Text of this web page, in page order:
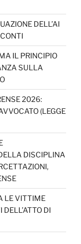
DELL’AI
IL PRINCIPIO
SULLA
2026:
(LEGGE
DISCIPLINA
LE VITTIME
DI